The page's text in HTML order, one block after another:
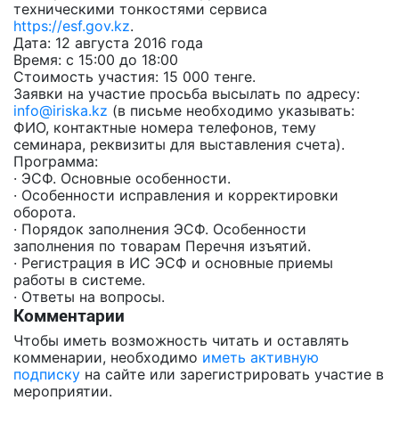
техническими тонкостями сервиса
https://esf.gov.kz.
Дата: 12 августа 2016 года
Время: с 15:00 до 18:00
Стоимость участия: 15 000 тенге.
Заявки на участие просьба высылать по адресу:
info@iriska.kz (в письме необходимо указывать:
ФИО, контактные номера телефонов, тему
семинара, реквизиты для выставления счета).
Программа:
· ЭСФ. Основные особенности.
· Особенности исправления и корректировки
оборота.
· Порядок заполнения ЭСФ. Особенности
заполнения по товарам Перечня изъятий.
· Регистрация в ИС ЭСФ и основные приемы
работы в системе.
· Ответы на вопросы.
Комментарии
Чтобы иметь возможность читать и оставлять
комменарии, необходимо иметь активную
подписку на сайте или зарегистрировать участие в
мероприятии.